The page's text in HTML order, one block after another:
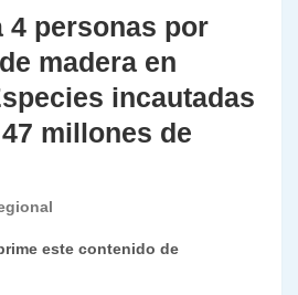
4 personas por
madera en
incautadas
millones de
este contenido de